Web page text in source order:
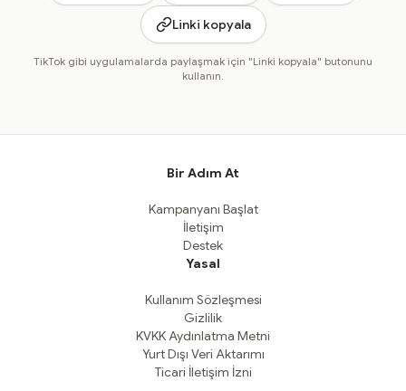
Linki kopyala
TikTok gibi uygulamalarda paylaşmak için "Linki kopyala" butonunu
kullanın.
Bir Adım At
Kampanyanı Başlat
İletişim
Destek
Yasal
Kullanım Sözleşmesi
Gizlilik
KVKK Aydınlatma Metni
Yurt Dışı Veri Aktarımı
Ticari İletişim İzni